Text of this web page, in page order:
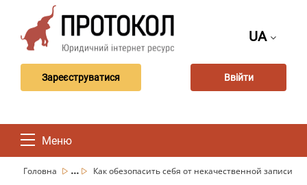
UA
Зареєструватися Ввійти
Меню
Головна ...
Как обезопасить себя от некачественной записи